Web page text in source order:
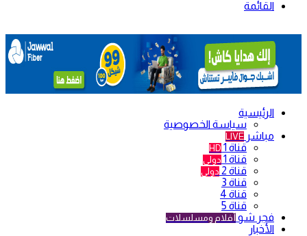
القائمة
الرئيسية
سياسة الخصوصية
مباشر LIVE
قناة 1 HD
قناة 1 دولي
قناة 2 دولي
قناة 3
قناة 4
قناة 5
فجر شو أفلام ومسلسلات
الأخبار